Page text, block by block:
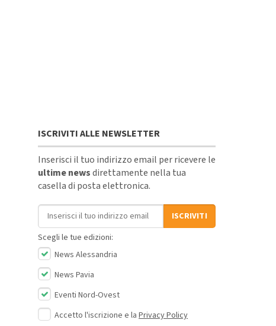
ISCRIVITI ALLE NEWSLETTER
Inserisci il tuo indirizzo email per ricevere le
ultime newsdirettamente nella tua
casella di posta elettronica.
Indirizzo email
ISCRIVITI
Scegli le tue edizioni:
News Alessandria
News Pavia
Eventi Nord-Ovest
Accetto l'iscrizione e la Privacy Policy